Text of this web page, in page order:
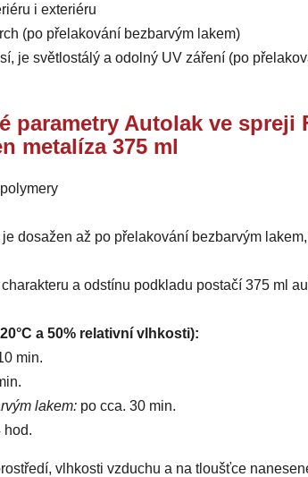
i exteriéru
(po přelakování bezbarvým lakem)
je světlostálý a odolný UV záření (po
parametry Autolak ve spreji
metalíza 375 ml
dosažen až po přelakování bezbarvým
a odstínu podkladu postačí 375 ml
a 50% relativní vlhkosti):
min.
lakem: po cca. 30 min.
hod.
vlhkosti vzduchu a na tloušťce